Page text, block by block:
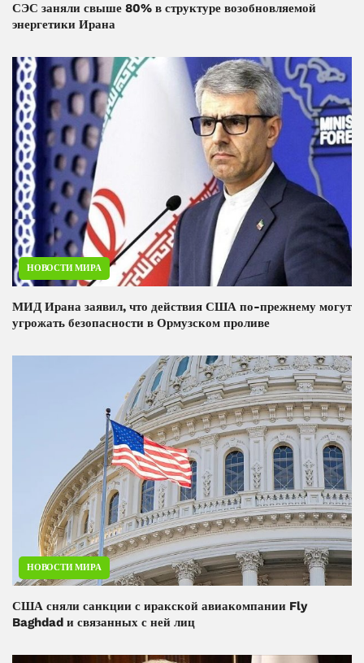
СЭС заняли свыше 80% в структуре возобновляемой
энергетики Ирана
НОВОСТИ МИРА
МИД Ирана заявил, что действия США по-прежнему могут
угрожать безопасности в Ормузском проливе
НОВОСТИ МИРА
США сняли санкции с иракской авиакомпании Fly
Baghdad и связанных с ней лиц